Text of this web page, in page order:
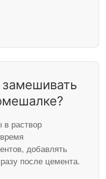
раствор
добавлять
после цемента.